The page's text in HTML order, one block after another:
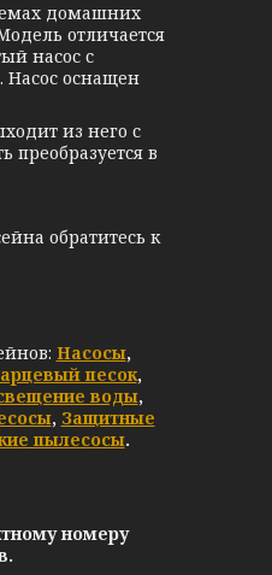
домашних
отличается
насос с
Насос оснащен
из него с
преобразуется в
обратитесь к
Насосы,
песок,
воды,
, Защитные
пылесосы.
номеру